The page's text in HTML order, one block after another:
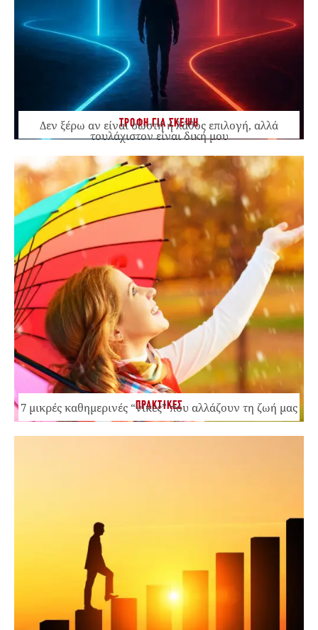
ΤΡΟΦΗ ΓΙΑ ΣΚΕΨΗ
Δεν ξέρω αν είναι σωστή ή λάθος επιλογή, αλλά
τουλάχιστον είναι δική μου
ΠΡΑΚΤΙΚΕΣ
7 μικρές καθημερινές “νίκες” που αλλάζουν τη ζωή μας